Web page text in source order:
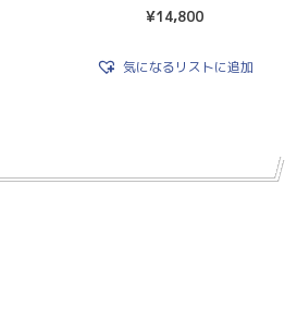
¥14,800
気になるリストに追加